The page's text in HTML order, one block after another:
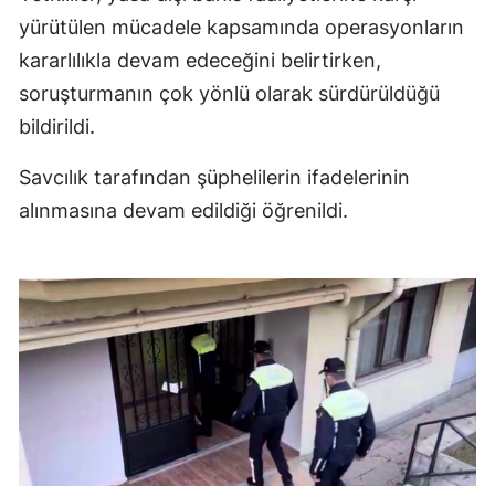
yürütülen mücadele kapsamında operasyonların
kararlılıkla devam edeceğini belirtirken,
soruşturmanın çok yönlü olarak sürdürüldüğü
bildirildi.
Savcılık tarafından şüphelilerin ifadelerinin
alınmasına devam edildiği öğrenildi.